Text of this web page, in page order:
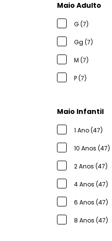
Maio Adulto
G (7)
Gg (7)
M (7)
P (7)
Maio Infantil
1 Ano (47)
10 Anos (47)
2 Anos (47)
4 Anos (47)
6 Anos (47)
8 Anos (47)